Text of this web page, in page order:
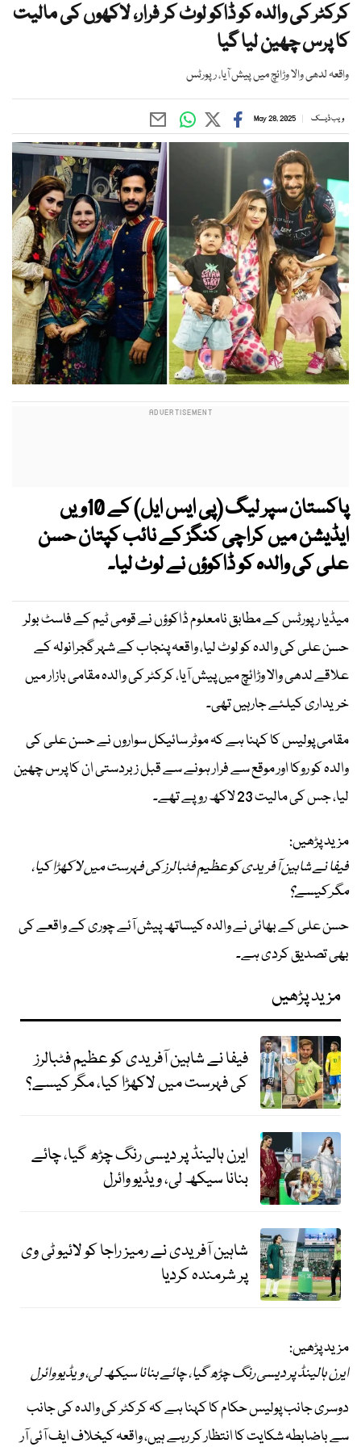
کرکٹر کی والدہ کو ڈاکو لوٹ کر فرار، لاکھوں کی مالیت
کا پرس چھین لیا گیا
واقعہ لدھی والا وڑائچ میں پیش آیا، رپورٹس
ویب ڈیسک May 28, 2025
پاکستان سپر لیگ (پی ایس ایل) کے 10ویں
ایڈیشن میں کراچی کنگز کے نائب کپتان حسن
علی کی والدہ کو ڈاکوؤں نے لوٹ لیا۔
میڈیا رپورٹس کے مطابق نامعلوم ڈاکوؤں نے قومی ٹیم کے فاسٹ بولر
حسن علی کی والدہ کو لوٹ لیا، واقعہ پنجاب کے شہر گجرانولہ کے
علاقے لدھی والا وڑائچ میں پیش آیا، کرکٹر کی والدہ مقامی بازار میں
خریداری کیلئے جارہیں تھی۔
مقامی پولیس کا کہنا ہے کہ موٹر سائیکل سواروں نے حسن علی کی
والدہ کو روکا اور موقع سے فرار ہونے سے قبل زبردستی ان کا پرس چھین
لیا، جس کی مالیت 23 لاکھ روپے تھے۔
مزید پڑھیں:
فیفا نے شاہین آفریدی کو عظیم فٹبالرز کی فہرست میں لاکھڑا کیا،
مگر کیسے؟
حسن علی کے بھائی نے والدہ کیساتھ پیش آئے چوری کے واقعے کی
بھی تصدیق کردی ہے۔
مزید پڑھیں
فیفا نے شاہین آفریدی کو عظیم فٹبالرز
کی فہرست میں لاکھڑا کیا، مگر کیسے؟
ایرن ہالینڈ پر دیسی رنگ چڑھ گیا، چائے
بنانا سیکھ لی، ویڈیو وائرل
شاہین آفریدی نے رمیز راجا کو لائیو ٹی وی
پر شرمندہ کردیا
مزید پڑھیں:
ایرن ہالینڈ پر دیسی رنگ چڑھ گیا، چائے بنانا سیکھ لی، ویڈیو وائرل
دوسری جانب پولیس حکام کا کہنا ہے کہ کرکٹر کی والدہ کی جانب
سے باضابطہ شکایت کا انتظار کر رہے ہیں، واقعہ کیخلاف ایف آئی آر